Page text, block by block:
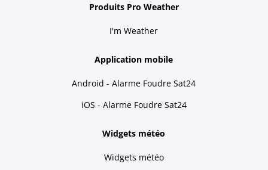
Produits Pro Weather
I'm Weather
Application mobile
Android - Alarme Foudre Sat24
iOS - Alarme Foudre Sat24
Widgets météo
Widgets météo